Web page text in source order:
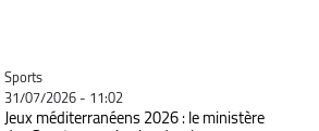
Catégorie
Sports
31/07/2026 - 11:02
Jeux méditerranéens 2026 : le ministère